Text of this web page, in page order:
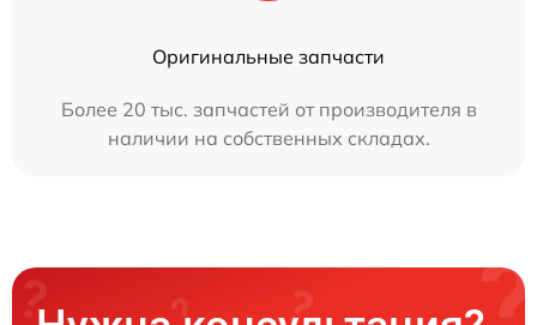
Оригинальные запчасти
Более 20 тыс. запчастей от производителя в
наличии на собственных складах.